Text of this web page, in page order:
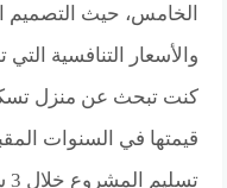
الخامس، حيث التصميم
كنت تبحث عن منزل
قيمتها في السنوات